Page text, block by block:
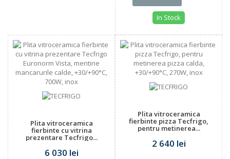
In Stock
Plita vitroceramica
fierbinte cu vitrina
prezentare Tecfrigo...
6 030 lei
Plita vitroceramica
fierbinte pizza Tecfrigo,
pentru metinerea...
2 640 lei